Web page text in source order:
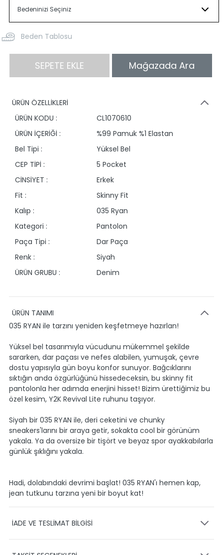
Beden Tablosu
SEPETE EKLE Mağazada Ara
ÜRÜN ÖZELLİKLERİ
ÜRÜN KODU :
CL1070610
ÜRÜN İÇERİĞİ :
%99 Pamuk %1 Elastan
Bel Tipi :
Yüksel Bel
CEP TİPİ :
5 Pocket
CİNSİYET :
Erkek
Fit :
Skinny Fit
Kalıp :
035 Ryan
Kategori :
Pantolon
Paça Tipi :
Dar Paça
Renk :
Siyah
ÜRÜN GRUBU :
Denim
ÜRÜN TANIMI
035 RYAN ile tarzını yeniden keşfetmeye hazırlan!
Yüksel bel tasarımıyla vücudunu mükemmel şekilde
sararken, dar paçası ve nefes alabilen, yumuşak, çevre
dostu yapısıyla gün boyu konfor sunuyor. Bağcıklarını
sıktığın anda özgürlüğünü hissedeceksin, bu skinny fit
pantolonla her adımda enerjini hisset! Bizim ürettiğimiz bu
özel kesim, Y2K Revival Lite ruhunu taşıyor.
Siyah bir 035 RYAN ile, deri ceketini ve chunky
sneakers'larını bir araya getir, sokakta cool bir görünüm
yakala. Ya da oversize bir tişört ve beyaz spor ayakkabılarla
günlük şıklığını yakala.
Hadi, dolabındaki devrimi başlat! 035 RYAN'ı hemen kap,
jean tutkunu tarzına yeni bir boyut kat!
İADE VE TESLİMAT BİLGİSİ